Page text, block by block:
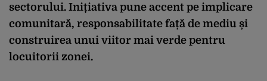
sectorului. Inițiativa pune accent pe implicare
comunitară, responsabilitate față de mediu și
construirea unui viitor mai verde pentru
locuitorii zonei.